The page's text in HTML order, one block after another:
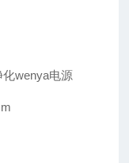
化wenya电源